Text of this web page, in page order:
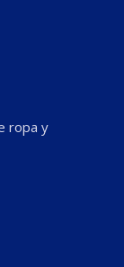
ropa y